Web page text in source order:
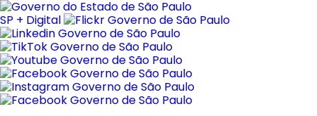
Pular
para
o
conteúdo
SP + Digital